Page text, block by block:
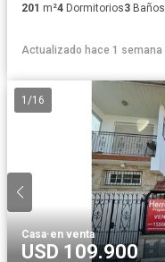
201 m²4 Dormitorios3 Baños
Actualizado hace 1 semana
1 /16
Casa·en venta
USD 109.900